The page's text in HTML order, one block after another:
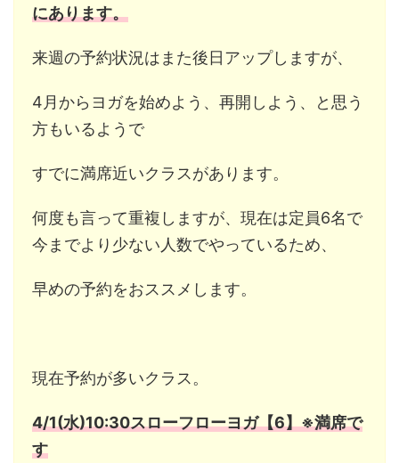
にあります。
来週の予約状況はまた後日アップしますが、
4月からヨガを始めよう、再開しよう、と思う
方もいるようで
すでに満席近いクラスがあります。
何度も言って重複しますが、現在は定員6名で
今までより少ない人数でやっているため、
早めの予約をおススメします。
現在予約が多いクラス。
4/1(水)10:30スローフローヨガ【6】※満席で
す